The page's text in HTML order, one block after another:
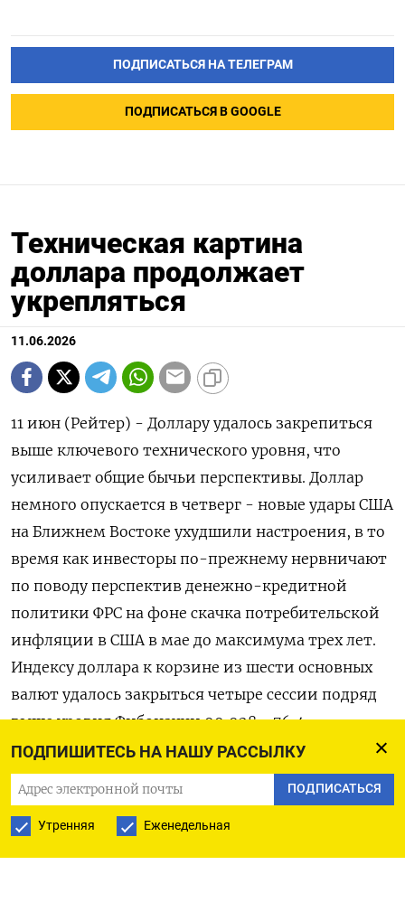
ПОДПИШИТЕСЬ НА НАШУ РАССЫЛКУ
ПОДПИСАТЬСЯ
Утренняя Еженедельная
ПОДПИСАТЬСЯ НА ТЕЛЕГРАМ
ПОДПИСАТЬСЯ В GOOGLE
Техническая картина
доллара продолжает
укрепляться
11.06.2026
11 июн (Рейтер) - Доллару удалось закрепиться
выше ключевого технического уровня, что
усиливает общие бычьи ‌перспективы. Доллар
немного опускается в четверг - новые удары США
на Ближнем Востоке ухудшили настроения, в ​то
время ​как ​инвесторы по-прежнему нервничают
⁠по поводу перспектив ‌денежно-кредитной
политики ФРС на ‌фоне скачка потребительской
инфляции в США в ​мае до максимума трех лет.
Индексу ‌доллара к корзине из шести основных ​
валют удалось закрыться четыре сессии подряд
‌выше уровня Фибоначчи 99,928 - 76,4-
процентной коррекции просадки с отметки
100,640 до ​97,623 (с марта ​по ‌май). Длинная
нижняя тень во вторник и ​среду указывает на
отрицание нисходящего тренда, и это усиливает
повышательный потенциал и увеличивает